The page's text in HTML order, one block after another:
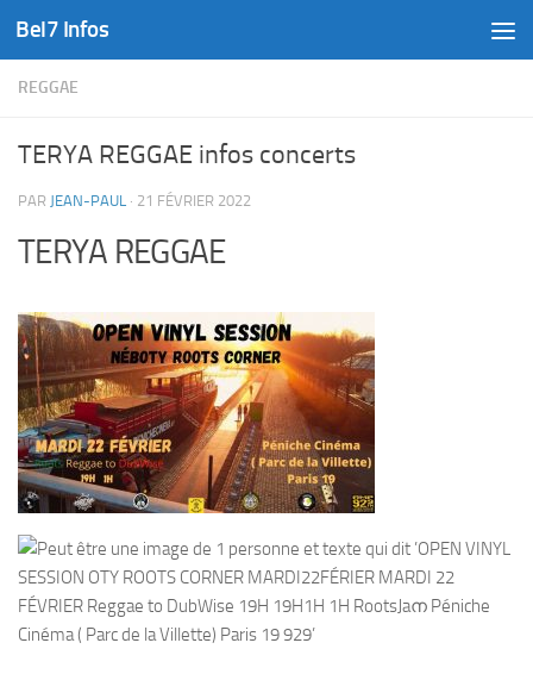
Skip to content
Bel7 Infos
REGGAE
TERYA REGGAE infos concerts
PAR JEAN-PAUL · 21 FÉVRIER 2022
TERYA REGGAE